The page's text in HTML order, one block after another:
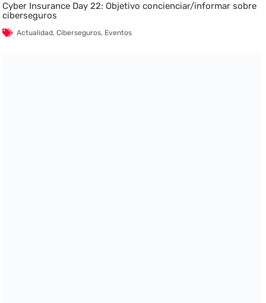
Cyber Insurance Day 22: Objetivo concienciar/informar sobre
ciberseguros
Actualidad,Ciberseguros, Eventos